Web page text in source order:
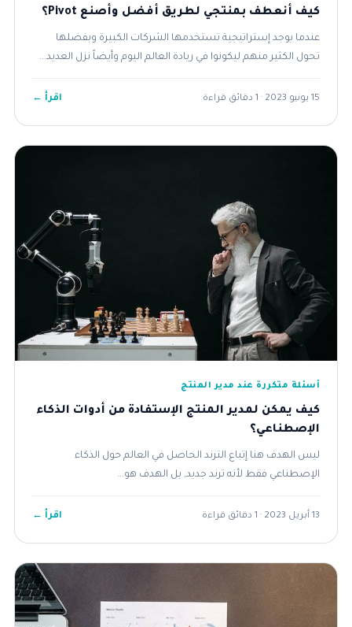
كيف أنعطف بمنتجي لطريق أفضل وأصنع Pivot؟
عندما يوجد إستراتيجية تستخدمها الشركات الكبيرة وبفضلها
تحول الكثير منهم ليكونوا في ريادة العالم اليوم وأيضاً نزل العديد...
15 يونيو 2023 · 1 دقائق قراءة اقرأ ←
أسئلة متكررة عند مدير المنتج
كيف يمكن لمدير المنتج الإستفادة من أدوات الذكاء
الإصطناعي؟
ليس الهدف هنا إتباع الترند الحاصل في العالم حول الذكاء
الإصطناعي فقط لأنه ترند جديد, بل الهدف هو...
13 أبريل 2023 · 1 دقائق قراءة اقرأ ←